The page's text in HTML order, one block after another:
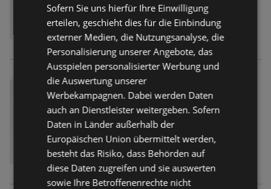
Sofern Sie uns hierfür Ihre Einwilligung
erteilen, geschieht dies für die Einbindung
externer Medien, die Nutzungsanalyse, die
Personalisierung unserer Angebote, das
Ausspielen personalisierter Werbung und
die Auswertung unserer
Werbekampagnen. Dabei werden Daten
auch an Dienstleister weitergeben. Sofern
Daten in Länder außerhalb der
Europäischen Union übermittelt werden,
besteht das Risiko, dass Behörden auf
diese Daten zugreifen und sie auswerten
sowie Ihre Betroffenenrechte nicht